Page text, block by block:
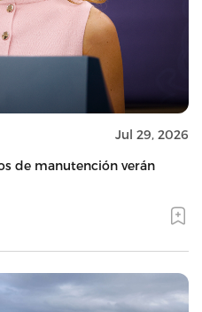
Jul 29, 2026
de manutención verán